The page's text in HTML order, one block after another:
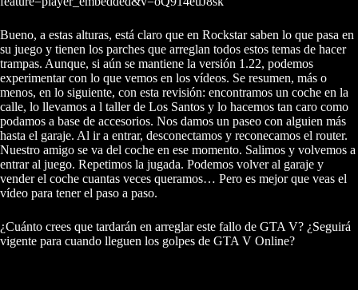
Bueno, a estas alturas, está claro que en Rockstar saben lo que pasa en
su juego y tienen los parches que arreglan todos estos temas de hacer
trampas. Aunque, si aún se mantiene la versión 1.22, podemos
experimentar con lo que vemos en los vídeos. Se resumen, más o
menos, en lo siguiente, con esta revisión: encontramos un coche en la
calle, lo llevamos a l taller de Los Santos y lo hacemos tan caro como
podamos a base de accesorios. Nos damos un paseo con alguien más
hasta el garaje. Al ir a entrar, desconectamos y reconecamos el router.
Nuestro amigo se va del coche en ese momento. Salimos y volvemos a
entrar al juego. Repetimos la jugada. Podemos volver al garaje y
vender el coche cuantas veces queramos… Pero es mejor que veas el
vídeo para tener el paso a paso.
¿Cuánto crees que tardarán en arreglar este fallo de GTA V? ¿Seguirá
vigente para cuando lleguen los golpes de GTA V Online?